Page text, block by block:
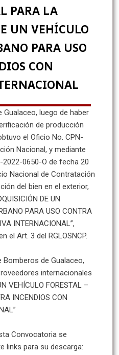
PARA LA
UN VEHÍCULO
PARA USO
CON
Gualaceo, luego de haber
de producción
el Oficio No. CPN-
Nacional, y mediante
2022-0650-O de fecha 20
Nacional de Contratación
del bien en el exterior,
DE UN
PARA USO CONTRA
INTERNACIONAL”,
el Art. 3 del RGLOSNCP.
Bomberos de Gualaceo,
internacionales
VEHÍCULO FORESTAL –
INCENDIOS CON
Convocatoria se
links para su descarga: